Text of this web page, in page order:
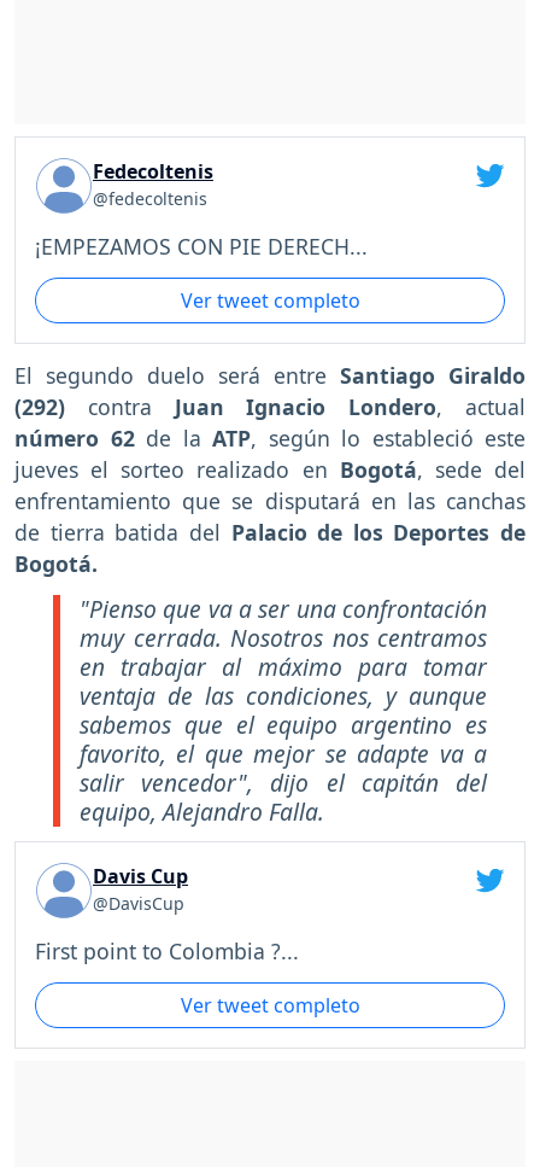
Fedecoltenis
@fedecoltenis
¡EMPEZAMOS CON PIE DERECH...
Ver tweet completo
El segundo duelo será entre Santiago Giraldo
(292) contra Juan Ignacio Londero, actual
número 62de la ATP, según lo estableció este
jueves el sorteo realizado en Bogotá, sede del
enfrentamiento que se disputará en las canchas
de tierra batida del Palacio de los Deportes de
Bogotá.
"Pienso que va a ser una confrontación
muy cerrada. Nosotros nos centramos
en trabajar al máximo para tomar
ventaja de las condiciones, y aunque
sabemos que el equipo argentino es
favorito, el que mejor se adapte va a
salir vencedor", dijo el capitán del
equipo, Alejandro Falla.
Davis Cup
@DavisCup
First point to Colombia ?...
Ver tweet completo